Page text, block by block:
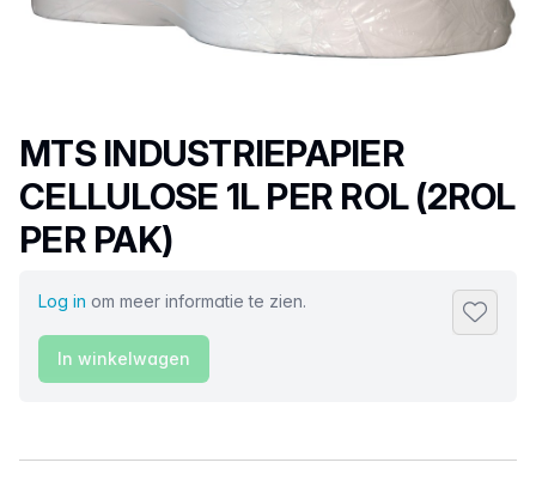
Productnaam
MTS INDUSTRIEPAPIER
CELLULOSE 1L PER ROL (2ROL
PER PAK)
Log in om meer informatie te zien.
In winkelwagen